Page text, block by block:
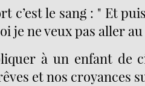
c’est le sang : " Et
je ne veux pas aller
à un enfant de
et nos croyances